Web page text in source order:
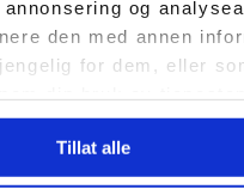
og
den med annen
for dem, eller
Tillat alle